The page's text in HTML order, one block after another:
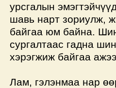
урсгалын
шавь нарт зориулж,
байгаа юм байна.
сургалтаас гадна
хэрэгжиж байгаа ажээ.
Лам, гэлэнмаа нар